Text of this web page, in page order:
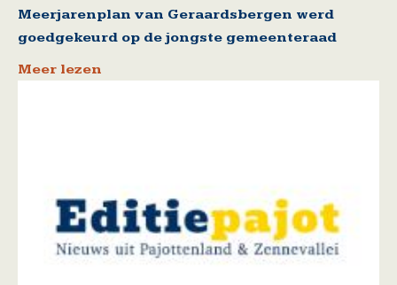
Meerjarenplan van Geraardsbergen werd
goedgekeurd op de jongste gemeenteraad
Meer lezen